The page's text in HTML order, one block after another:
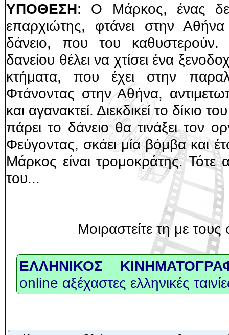
ΥΠΟΘΕΣΗ: Ο Μάρκος, ένας
επαρχιώτης, φτάνει στην
δάνειο, που του
δανείου θέλει να χτίσει ένα
κτήματα, που έχει στην
Φτάνοντας στην Αθήνα,
και αγανακτεί. Διεκδικεί το δίκιο
πάρει το δάνειο θα τινάξει τον
Φεύγοντας, σκάει μία βόμβα και
Μάρκος είναι τρομοκράτης. Τότε
του...
Μοιραστείτε τη με
ΕΛΛΗΝΙΚΟΣ
online αξέχαστες ελληνικές